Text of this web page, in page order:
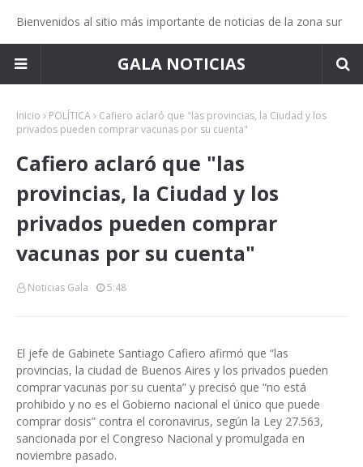
Bienvenidos al sitio más importante de noticias de la zona sur
GALA NOTICIAS
Inicio POLÍTICA
Cafiero aclaró que "las provincias, la Ciudad y los
privados pueden comprar vacunas por su cuenta"
Cafiero aclaró que "las
provincias, la Ciudad y los
privados pueden comprar
vacunas por su cuenta"
Noticias Gala 5:48
El jefe de Gabinete Santiago Cafiero afirmó que “las
provincias, la ciudad de Buenos Aires y los privados pueden
comprar vacunas por su cuenta” y precisó que “no está
prohibido y no es el Gobierno nacional el único que puede
comprar dosis” contra el coronavirus, según la Ley 27.563,
sancionada por el Congreso Nacional y promulgada en
noviembre pasado.